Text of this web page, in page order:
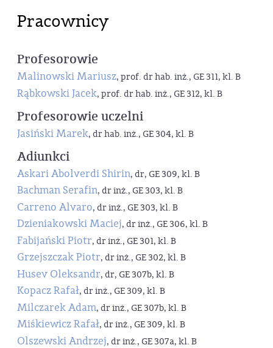
Pracownicy
Profesorowie
Malinowski Mariusz, prof. dr hab. inż., GE 311, kl. B
Rąbkowski Jacek, prof. dr hab. inż., GE 312, kl. B
Profesorowie uczelni
Jasiński Marek, dr hab. inż., GE 304, kl. B
Adiunkci
Askari Abolverdi Shirin, dr, GE 309, kl. B
Bachman Serafin, dr inż., GE 303, kl. B
Carreno Alvaro, dr inż., GE 303, kl. B
Dzieniakowski Maciej, dr inż., GE 306, kl. B
Fabijański Piotr, dr inż., GE 301, kl. B
Grzejszczak Piotr, dr inż., GE 302, kl. B
Husev Oleksandr, dr, GE 307b, kl. B
Kopacz Rafał, dr inż., GE 309, kl. B
Milczarek Adam, dr inż., GE 307b, kl. B
Miśkiewicz Rafał, dr inż., GE 309, kl. B
Olszewski Andrzej, dr inż., GE 307a, kl. B